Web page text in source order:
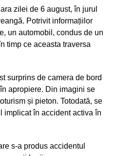
zilei de 6 august, în jurul
Potrivit informațiilor
un automobil, condus de un
timp ce aceasta traversa
surprins de camera de bord
apropiere. Din imagini se
și pieton. Totodată, se
implicat în accident activa în
s-a produs accidentul